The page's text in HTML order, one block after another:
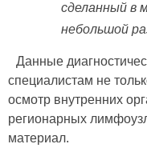
сделанный в
небольшой
Данные
специалистам не
осмотр внутренних
регионарных
материал.